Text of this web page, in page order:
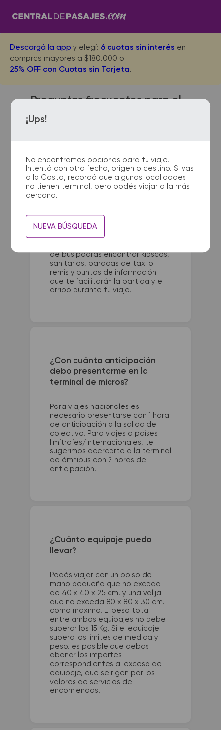
Descargá la app y elegí: 6 cuotas sin interés en
compras mayores a $180.000 o
25% OFF con Cuotas sin Tarjeta.
¡Ups!
No encontramos opciones para tu viaje.
Intentá con otra fecha, origen o destino. Si vas
a la Costa, recordá que algunas localidades
no tienen terminal, pero podés viajar a la más
cercana.
NUEVA BÚSQUEDA
Preguntas frecuentes para el
viaje desde Puan a Guatrache
¿Dónde quedan las
terminales de micro de Puan
a Guatrache?
queda ubicada en Alem y 9 de
Julio. La terminal de colectivos
de Guatrache se encuentra en
de bus podrás encontrar kioscos,
sanitarios, paradas de taxi o
remis y puntos de información
que te facilitarán la partida y el
arribo durante tu viaje.
¿Con cuánta anticipación
debo presentarme en la
terminal de micros?
Para viajes nacionales es
necesario presentarse con 1 hora
de anticipación a la salida del
colectivo. Para viajes a países
limítrofes/internacionales, te
sugerimos acercarte a la terminal
de ómnibus con 2 horas de
anticipación.
¿Cuánto equipaje puedo
llevar?
Podés viajar con un bolso de
mano pequeño que no exceda
de 40 x 40 x 25 cm. y una valija
que no exceda 80 x 80 x 30 cm.
como máximo. El peso total
entre ambos equipajes no debe
superar los 15 Kg. Si el equipaje
supera los límites de medida y
peso, es posible que debas
abonar los importes
correspondientes al exceso de
equipaje, que se rigen por los
valores de servicios de
encomiendas.